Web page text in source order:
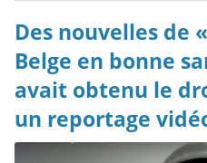
Des nouvelles de
Belge en bonne
avait obtenu le
un reportage